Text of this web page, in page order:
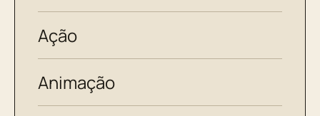
Ação
Animação